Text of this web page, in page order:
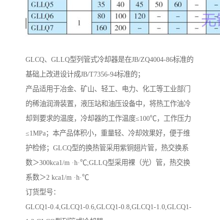
GLCQ、GLLQ型列管式冷却器是在JB/ZQ4004-86标准的
基础上改进设计成JB/T7356-94标准的；
产品适用于冶金、矿山、轻工、电力、化工等工业部门
的稀油润滑装置，液压站和油压设备中，将热工作油冷
却到要求的温度，冷却器的工作温度≤100℃，工作压力
≤1MPa；本产品体积小，重量轻、冷却效果好，便于维
护检修；GLCQ型的换热管采用紫铜翅片管，热交换系
数＞300kca1/m ·h·℃;GLLQ型采用裸（光）管，热交换
系数＞2 kca1/m ·h·℃
订货型号：
GLCQ1-0.4,GLCQ1-0.6,GLCQ1-0.8,GLCQ1-1.0,GLCQ1-